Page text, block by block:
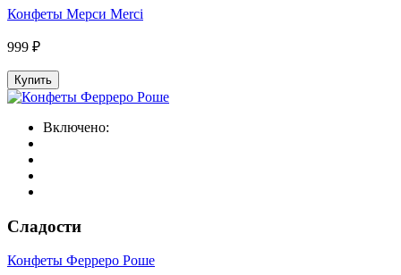
Конфеты Мерси Merci
999 ₽
Купить
Включено:
Сладости
Конфеты Ферреро Роше